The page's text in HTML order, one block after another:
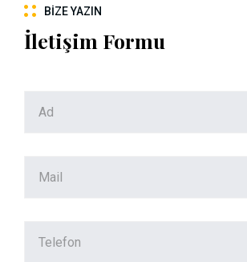
BIZE YAZIN
İletişim Formu